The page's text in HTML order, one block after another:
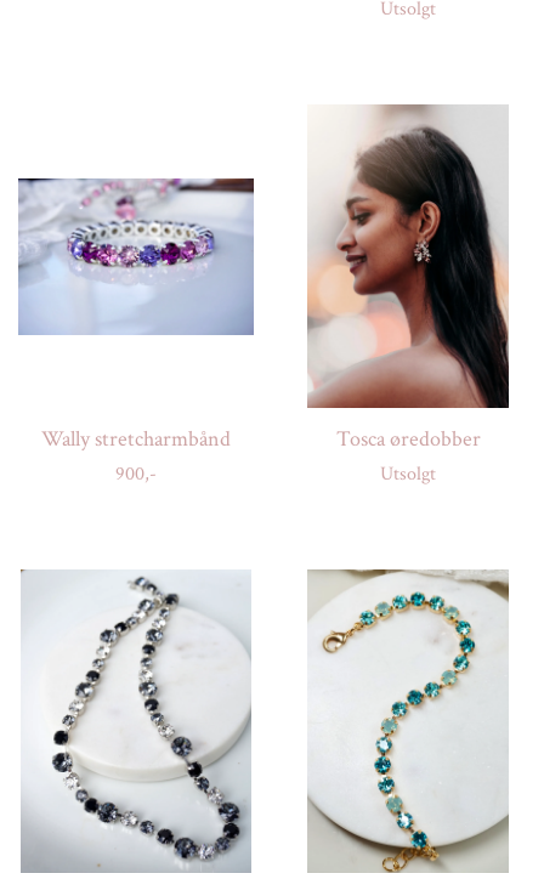
Utsolgt
Wally stretcharmbånd
900,-
Tosca øredobber
Utsolgt